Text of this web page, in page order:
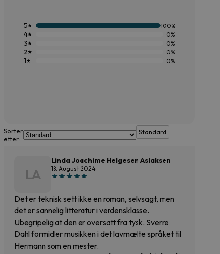
1 0%
2 0%
3 0%
4 0%
5 100%
Sorter
etter:
Standard
LA
Linda Joachime Helgesen Aslaksen
18. August 2024
Det er teknisk sett ikke en roman, selvsagt, men
det er sannelig litteratur i verdensklasse.
Ubegripelig at den er oversatt fra tysk. Sverre
Dahl formidler musikken i det lavmælte språket til
Hermann som en mester.